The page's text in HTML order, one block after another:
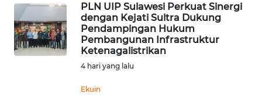
PLN UIP Sulawesi Perkuat Sinergi
dengan Kejati Sultra Dukung
Pendampingan Hukum
Pembangunan Infrastruktur
Ketenagalistrikan
4 hari yang lalu
Ekuin
KAMI
INFO